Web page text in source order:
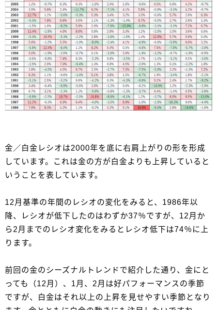
金／白金レシオは2000年を底に右肩上がりの形を形成
しています。これは金の方が白金よりも上昇していると
いうことを表しています。
12月基準の年間のレシオの変化をみると、1986年以
降、レシオが低下したのはわずか37％ですが、12月か
ら2月までのレシオ変化をみるとレシオ低下は74％に上
ります。
前回の金のシーズナルトレンドで紹介した通り、金にと
っても（12月）、1月、2月は好パフォーマンスの季節
ですが、白金はそれ以上の上昇を見せやすい季節となり